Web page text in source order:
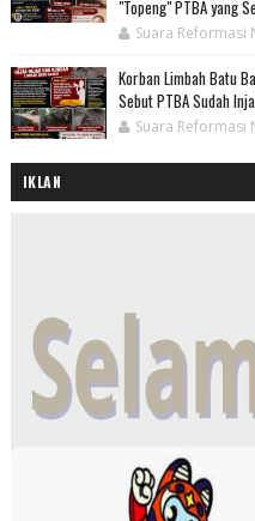
"Topeng" PTBA yang
Suara Reformasi
Korban Limbah Batu
Sebut PTBA Sudah
Suara Reformasi
IKLAN